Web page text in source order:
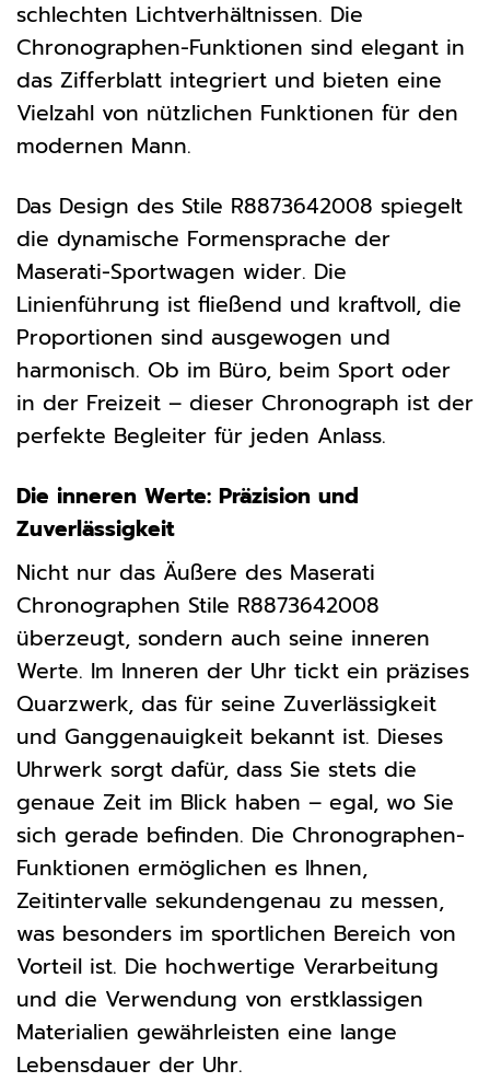
schlechten Lichtverhältnissen. Die
Chronographen-Funktionen sind elegant in
das Zifferblatt integriert und bieten eine
Vielzahl von nützlichen Funktionen für den
modernen Mann.
Das Design des Stile R8873642008 spiegelt
die dynamische Formensprache der
Maserati-Sportwagen wider. Die
Linienführung ist fließend und kraftvoll, die
Proportionen sind ausgewogen und
harmonisch. Ob im Büro, beim Sport oder
in der Freizeit – dieser Chronograph ist der
perfekte Begleiter für jeden Anlass.
Die inneren Werte: Präzision und
Zuverlässigkeit
Nicht nur das Äußere des Maserati
Chronographen Stile R8873642008
überzeugt, sondern auch seine inneren
Werte. Im Inneren der Uhr tickt ein präzises
Quarzwerk, das für seine Zuverlässigkeit
und Ganggenauigkeit bekannt ist. Dieses
Uhrwerk sorgt dafür, dass Sie stets die
genaue Zeit im Blick haben – egal, wo Sie
sich gerade befinden. Die Chronographen-
Funktionen ermöglichen es Ihnen,
Zeitintervalle sekundengenau zu messen,
was besonders im sportlichen Bereich von
Vorteil ist. Die hochwertige Verarbeitung
und die Verwendung von erstklassigen
Materialien gewährleisten eine lange
Lebensdauer der Uhr.